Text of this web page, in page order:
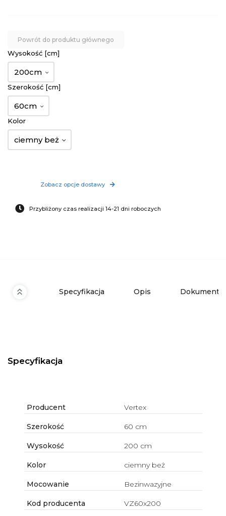
Powrót do produktu głównego
Wysokość [cm]
200cm
Szerokość [cm]
60cm
Kolor
ciemny beż
Zobacz opcje dostawy
Przybliżony czas realizacji 14-21 dni roboczych
Specyfikacja Opis Dokumenty
Specyfikacja
Producent Vertex
Szerokość 60 cm
Wysokość 200 cm
Kolor ciemny beż
Mocowanie Bezinwazyjne
Kod producenta VZ60x200